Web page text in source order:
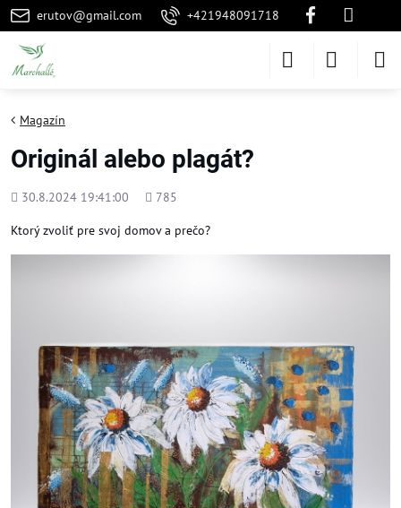
erutov@gmail.com +421948091718
Magazín
Originál alebo plagát?
Pridané
30.8.2024 19:41:00
Počet
785
Ktorý zvoliť pre svoj domov a prečo?